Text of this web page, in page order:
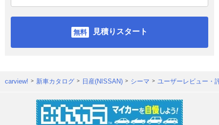
見積りスタート
carview! 新車カタログ 日産(NISSAN) シーマ ユーザーレビュー・